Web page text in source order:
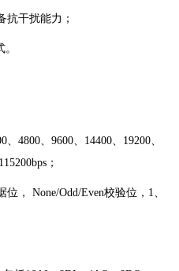
抗干扰能力 ；
、4800、9600、14400、19200、
；
位， None/Odd/Even校验位，1、